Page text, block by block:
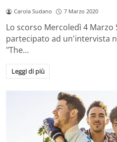
Carola Sudano 7 Marzo 2020
Lo scorso Mercoledì 4 Marzo
partecipato ad un'intervista
"The…
Leggi di più